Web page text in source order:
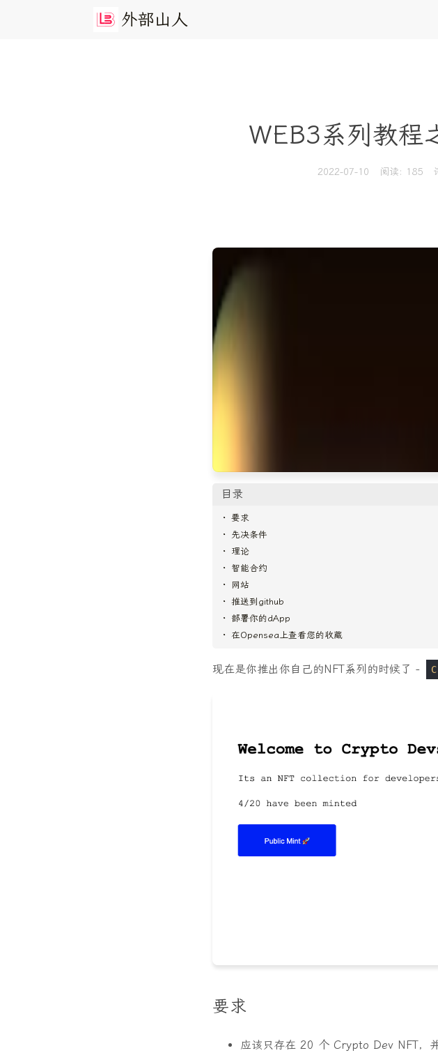
外部山 人
WEB3系列教程
2022-07-10 阅读: 185
目录
要求
先决条件
理论
智能合约
网站
推送到github
部署你的dApp
在Opensea上查看您的收藏
现在是你推出你自己的NFT系列的时候了 -
要求
应该只存在 20 个 Crypto Dev NFT，